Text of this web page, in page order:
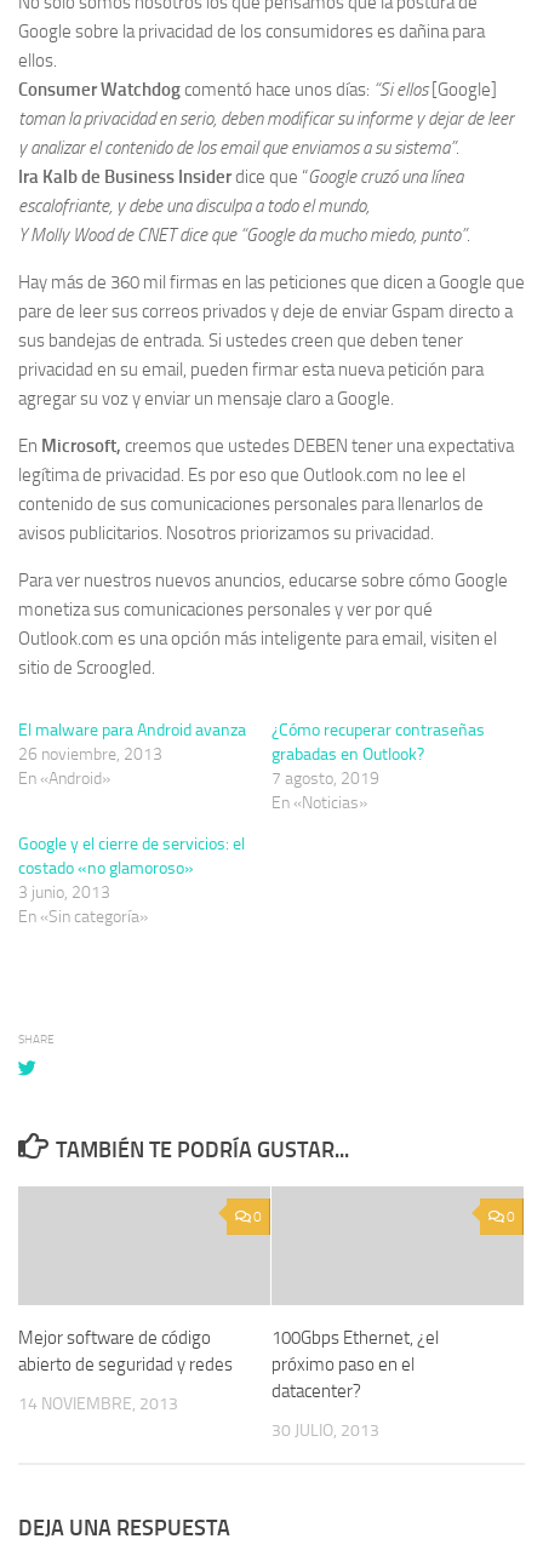
Google sobre la privacidad de los consumidores es dañina para
ellos.
Consumer Watchdogcomentó hace unos días: “Si ellos[Google]
toman la privacidad en serio, deben modificar su informe y dejar de leer
y analizar el contenido de los email que enviamos a su sistema”.
Ira Kalb de Business Insiderdice que “Google cruzó una línea
escalofriante, y debe una disculpa a todo el mundo,
Y Molly Wood de CNET dice que “Google da mucho miedo, punto”.
Hay más de 360 mil firmas en las peticiones que dicen a Google que
pare de leer sus correos privados y deje de enviar Gspam directo a
sus bandejas de entrada. Si ustedes creen que deben tener
privacidad en su email, pueden firmar esta nueva petición para
agregar su voz y enviar un mensaje claro a Google.
En Microsoft, creemos que ustedes DEBEN tener una expectativa
legítima de privacidad. Es por eso que Outlook.com no lee el
contenido de sus comunicaciones personales para llenarlos de
avisos publicitarios. Nosotros priorizamos su privacidad.
Para ver nuestros nuevos anuncios, educarse sobre cómo Google
monetiza sus comunicaciones personales y ver por qué
Outlook.com es una opción más inteligente para email, visiten el
sitio de Scroogled.
El malware para Android avanza
26 noviembre, 2013
En «Android»
¿Cómo recuperar contraseñas
grabadas en Outlook?
7 agosto, 2019
En «Noticias»
Google y el cierre de servicios: el
costado «no glamoroso»
3 junio, 2013
En «Sin categoría»
SHARE
TAMBIÉN TE PODRÍA GUSTAR...
0
Mejor software de código
abierto de seguridad y redes
14 NOVIEMBRE, 2013
0
100Gbps Ethernet, ¿el
próximo paso en el
datacenter?
30 JULIO, 2013
DEJA UNA RESPUESTA